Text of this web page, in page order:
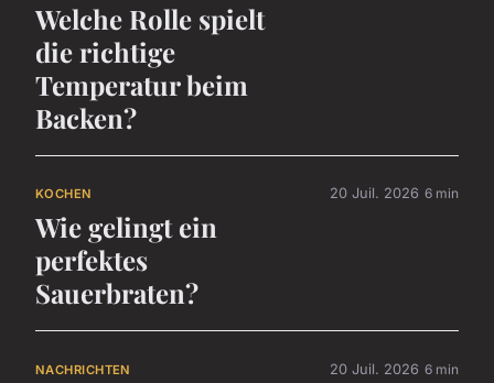
Welche Rolle spielt
die richtige
Temperatur beim
Backen?
KOCHEN
Wie gelingt ein
perfektes
Sauerbraten?
20 Juil. 2026 6 min
NACHRICHTEN 20 Juil. 2026 6 min